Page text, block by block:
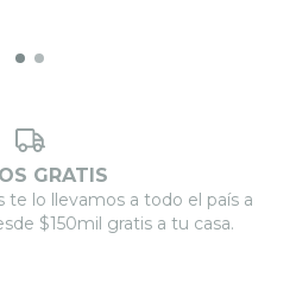
GRATIS
te lo llevamos a todo el país a
$150mil gratis a tu casa.